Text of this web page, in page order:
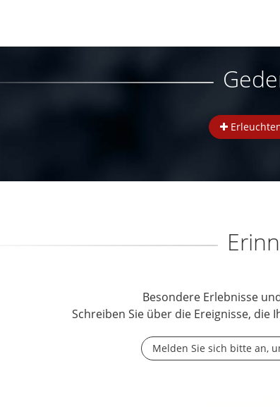
Besondere Erlebnisse
Schreiben Sie über die Ereignisse,
Melden Sie sich bitte an,